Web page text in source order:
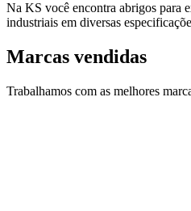
Na KS você encontra abrigos para
industriais em diversas
Marcas vendidas
Trabalhamos com as melhores